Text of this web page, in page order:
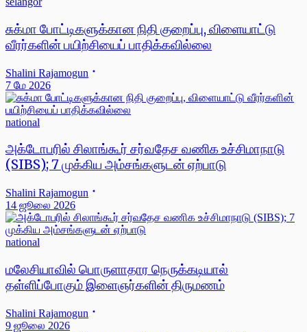
சுக்மா போட்டிகளுக்கான நிதி குறைப்பு, விளையாட்டு
வீரர்களின் பயிற்சியைப் பாதிக்கவில்லை
Shalini Rajamogun
7 மே 2026
national
அக்டோபரில் சிலாங்கூர் சர்வதேச வணிக உச்சிமாநாடு
(SIBS); 7 முக்கிய அம்சங்களுடன் ஏற்பாடு
Shalini Rajamogun
14 ஜூலை 2026
national
மலேசியாவில் பொருளாதார நெருக்கடியால்
தள்ளிப்போகும் இளைஞர்களின் திருமணம்
Shalini Rajamogun
9 ஜூலை 2026